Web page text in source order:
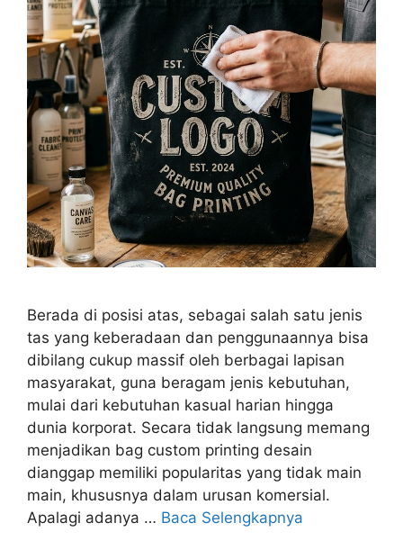
Berada di posisi atas, sebagai salah satu jenis
tas yang keberadaan dan penggunaannya bisa
dibilang cukup massif oleh berbagai lapisan
masyarakat, guna beragam jenis kebutuhan,
mulai dari kebutuhan kasual harian hingga
dunia korporat. Secara tidak langsung memang
menjadikan bag custom printing desain
dianggap memiliki popularitas yang tidak main
main, khususnya dalam urusan komersial.
Apalagi adanya … Baca Selengkapnya